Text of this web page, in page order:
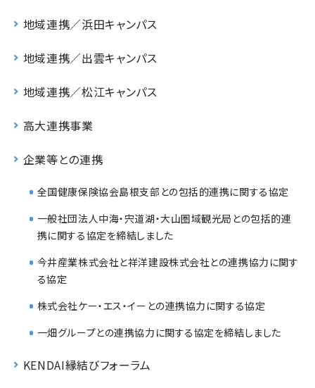
地域連携／浜田キャンパス
地域連携／出雲キャンパス
地域連携／松江キャンパス
高大連携事業
企業等との連携
全国健康保険協会島根支部との包括的連携に関する協定
一般社団法人中海・宍道湖・大山圏域観光局との包括的連
携に関する協定を締結しました
今井産業株式会社と祥洋建設株式会社との連携協力に関す
る協定
株式会社ケー・エス・イーとの連携協力に関する協定
一畑グループとの連携協力に関する協定を締結しました
KENDAI縁結びフォーラム